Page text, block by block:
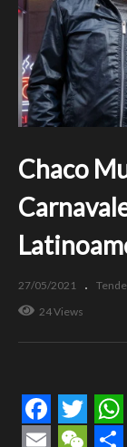
Chaco
27/05/2021
24 Views
Facebook